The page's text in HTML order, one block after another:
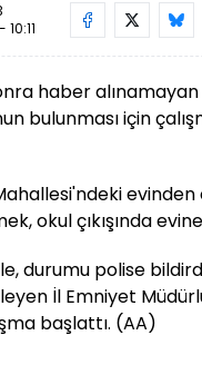
haber
bulunması için
evinden
okul çıkışında
durumu polise
İl Emniyet
başlattı. (AA)